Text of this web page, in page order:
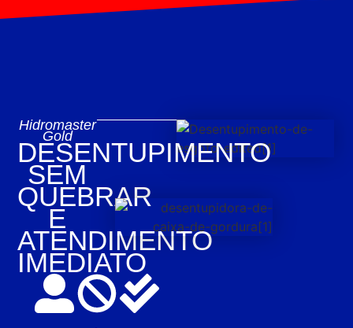
Hidromaster
Gold
DESENTUPIMENTO
SEM
QUEBRAR
E
ATENDIMENTO
IMEDIATO